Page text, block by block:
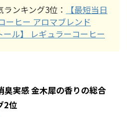
ンキング3位：
【最短当日
ーヒー アロマブレンド
ル】 レギュラーコーヒー
臭実感 金木犀の香りの総合
2位